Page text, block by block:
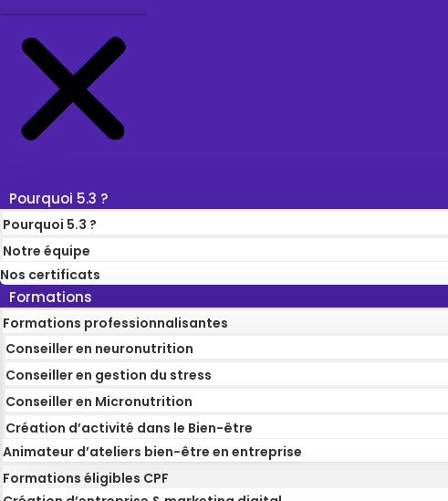
Pourquoi 5.3 ?
Pourquoi 5.3 ?
Notre équipe
Nos certificats
Formations
Formations professionnalisantes
Conseiller en neuronutrition
Conseiller en gestion du stress
Conseiller en Micronutrition
Création d’activité dans le Bien-être
Animateur d’ateliers bien-être en entreprise
Formations éligibles CPF